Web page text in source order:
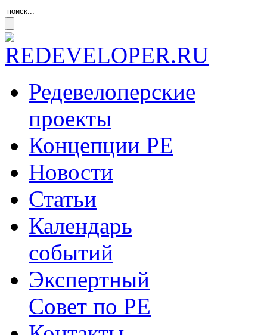
Редевелоперские
проекты
Концепции РЕ
Новости
Статьи
Календарь
событий
Экспертный
Совет по РЕ